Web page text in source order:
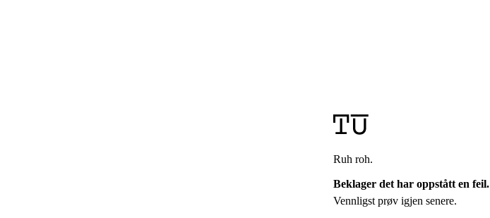
Ruh roh.
Beklager det har oppstått en feil.
Vennligst prøv igjen senere.